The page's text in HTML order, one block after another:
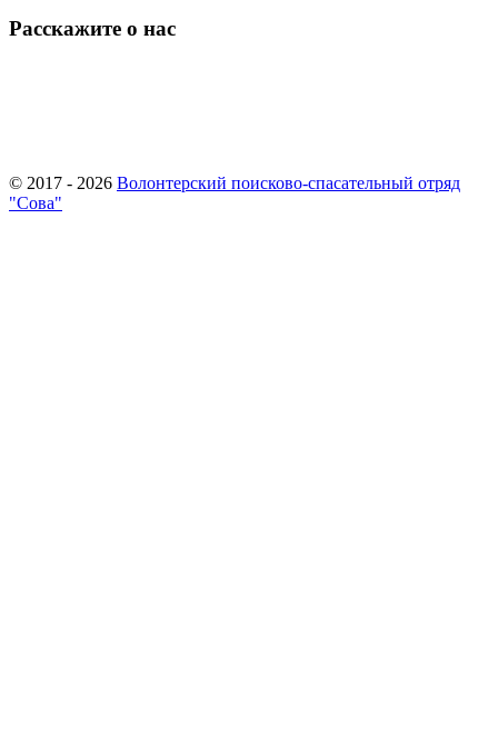
Расскажите о нас
© 2017 - 2026 Волонтерский поисково-спасательный отряд
"Сова"